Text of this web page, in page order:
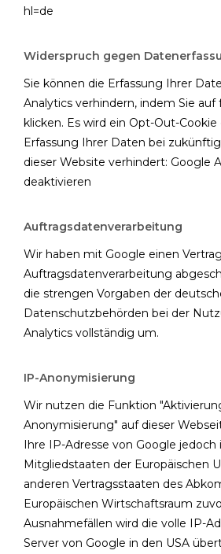
hl=de
Widerspruch gegen
Sie können die Erfassung Ihrer
Analytics verhindern, indem Sie
klicken. Es wird ein Opt-Out-
Erfassung Ihrer Daten bei
dieser Website verhindert: Google
deaktivieren
Auftragsdatenverarbeitung
Wir haben mit Google einen
Auftragsdatenverarbeitung
die strengen Vorgaben der
Datenschutzbehörden bei der
Analytics vollständig um.
IP-Anonymisierung
Wir nutzen die Funktion
Anonymisierung" auf dieser
Ihre IP-Adresse von Google jedoch
Mitgliedstaaten der Europäischen
anderen Vertragsstaaten des
Europäischen Wirtschaftsraum
Ausnahmefällen wird die volle IP-
Server von Google in den USA